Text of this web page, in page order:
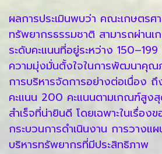
ผลการประเมินพบว่า คณะเกษตรศ
ทรัพยากรธรรมชาติ สามารถผ่านเ
ระดับคะแนนที่อยู่ระหว่าง
ความมุ่งมั่นตั้งใจในการพัฒนาคุณ
การบริหารจัดการอย่างต่อเนื่อง ถึ
คะแนน 200 คะแนนตามเกณฑ์สูง
สำเร็จที่น่ายินดี โดยเฉพาะในเรื่อ
กระบวนการดำเนินงาน การวางแ
บริหารทรัพยากรที่มีประสิทธิภาพ